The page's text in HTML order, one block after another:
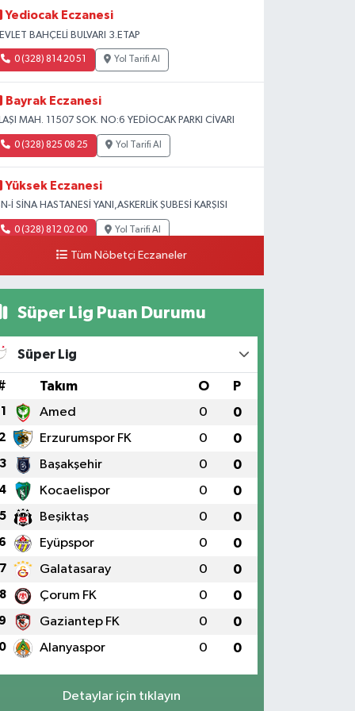
Yediocak Eczanesi
BAHÇELİ BULVARI 3.ETAP
0 (328) 814 20 51 Yol Tarifi Al
Bayrak Eczanesi
MAH. 11507 SOK. NO:6 YEDİOCAK PARKI CİVARI
0 (328) 825 08 25 Yol Tarifi Al
Yüksek Eczanesi
İ SİNA HASTANESİ YANI,ASKERLİK ŞUBESİ KARŞISI
0 (328) 812 02 00 Yol Tarifi Al
Tüm Nöbetçi Eczaneler
Süper Lig Puan Durumu
Süper Lig
Takım O P
1 Amed 0 0
2 Erzurumspor FK 0 0
3 Başakşehir 0 0
4 Kocaelispor 0 0
5 Beşiktaş 0 0
6 Eyüpspor 0 0
7 Galatasaray 0 0
8 Çorum FK 0 0
9 Gaziantep FK 0 0
Alanyaspor 0 0
Detaylar için tıklayın